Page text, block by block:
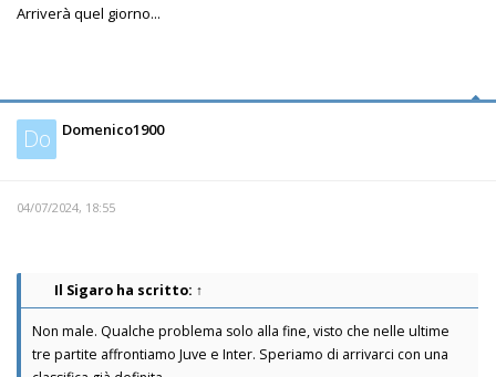
Arriverà quel giorno...
Do Domenico1900
04/07/2024, 18:55
Il Sigaro ha scritto: ↑
Non male. Qualche problema solo alla fine, visto che nelle ultime
tre partite affrontiamo Juve e Inter. Speriamo di arrivarci con una